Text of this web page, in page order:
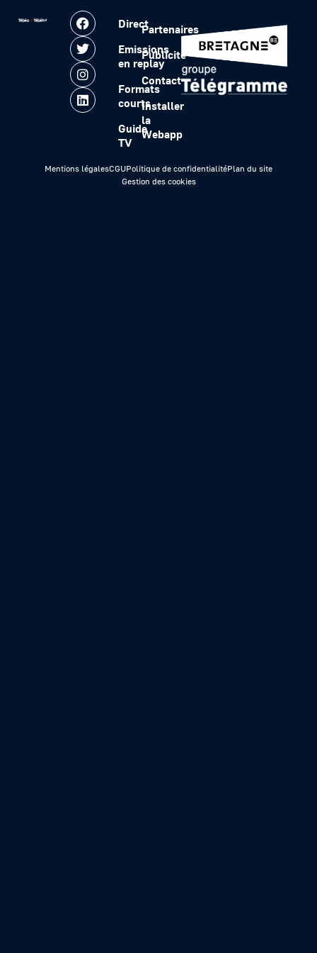
Direct
Emissions
en replay
Formats
courts
Guide
TV
Partenaires
Publicité
Contact
Installer
la
Webapp
Mentions légalesCGUPolitique de confidentialitéPlan du site
Gestion des cookies